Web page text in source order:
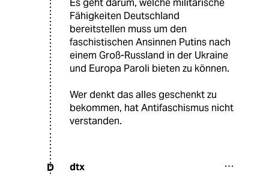
Es geht darum, welche militärische
Fähigkeiten Deutschland
bereitstellen muss um den
faschistischen Ansinnen Putins nach
einem Groß-Russland in der Ukraine
und Europa Paroli bieten zu können.
Wer denkt das alles geschenkt zu
bekommen, hat Antifaschismus nicht
verstanden.
D dtx